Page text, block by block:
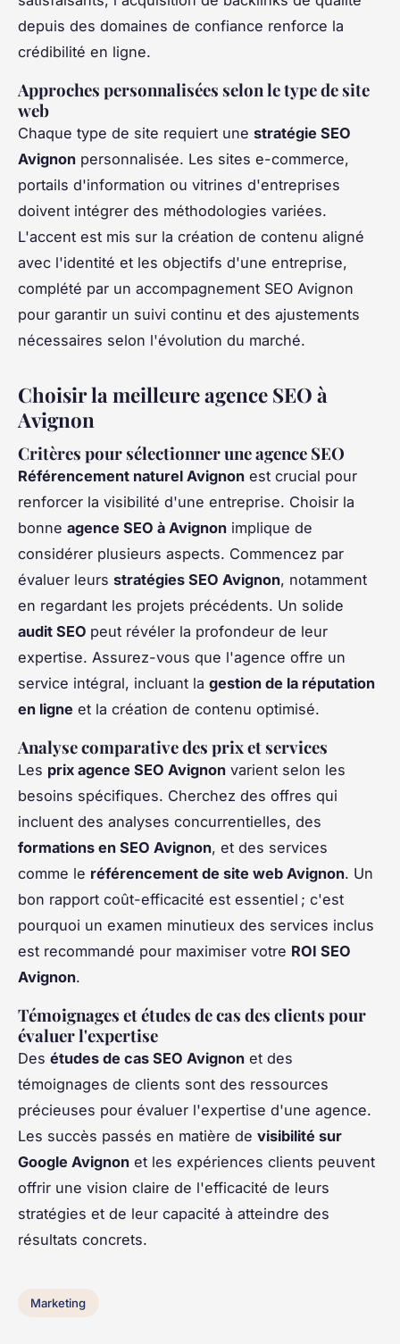
depuis des domaines de confiance renforce la
crédibilité en ligne.
Approches personnalisées selon le type de site
web
Chaque type de site requiert une stratégie SEO
Avignon personnalisée. Les sites e-commerce,
portails d'information ou vitrines d'entreprises
doivent intégrer des méthodologies variées.
L'accent est mis sur la création de contenu aligné
avec l'identité et les objectifs d'une entreprise,
complété par un accompagnement SEO Avignon
pour garantir un suivi continu et des ajustements
nécessaires selon l'évolution du marché.
Choisir la meilleure agence SEO à
Avignon
Critères pour sélectionner une agence SEO
Référencement naturel Avignon est crucial pour
renforcer la visibilité d'une entreprise. Choisir la
bonne agence SEO à Avignon implique de
considérer plusieurs aspects. Commencez par
évaluer leurs stratégies SEO Avignon, notamment
en regardant les projets précédents. Un solide
audit SEO peut révéler la profondeur de leur
expertise. Assurez-vous que l'agence offre un
service intégral, incluant la gestion de la réputation
en ligne et la création de contenu optimisé.
Analyse comparative des prix et services
Les prix agence SEO Avignon varient selon les
besoins spécifiques. Cherchez des offres qui
incluent des analyses concurrentielles, des
formations en SEO Avignon, et des services
comme le référencement de site web Avignon. Un
bon rapport coût-efficacité est essentiel ; c'est
pourquoi un examen minutieux des services inclus
est recommandé pour maximiser votre ROI SEO
Avignon.
Témoignages et études de cas des clients pour
évaluer l'expertise
Des études de cas SEO Avignon et des
témoignages de clients sont des ressources
précieuses pour évaluer l'expertise d'une agence.
Les succès passés en matière de visibilité sur
Google Avignon et les expériences clients peuvent
offrir une vision claire de l'efficacité de leurs
stratégies et de leur capacité à atteindre des
résultats concrets.
Marketing